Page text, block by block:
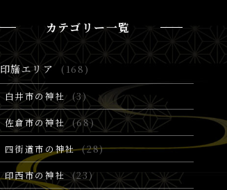
カテゴリー一覧
印旛エリア (168)
白井市の神社
(3)
佐倉市の神社 (68)
四街道市の神社 (28)
印西市の神社 (23)